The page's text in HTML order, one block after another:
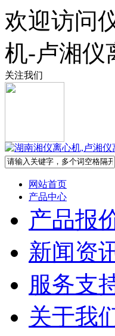
欢迎访问
机-卢湘仪
关注我们
网站首页
产品中心
产品报
新闻资
服务支
关于我